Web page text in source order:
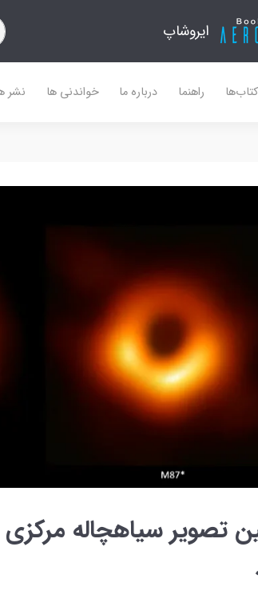
ایروشاپ
کتاب‌ها راهنما درباره ما خواندنی ها نشر
تصویر سیاهچاله